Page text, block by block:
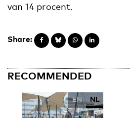
van 14 procent.
Share:
RECOMMENDED
EN NL